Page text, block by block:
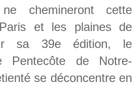
chemineront cette
et les plaines de
sa 39e édition, le
Pentecôte de Notre-
se déconcentre en